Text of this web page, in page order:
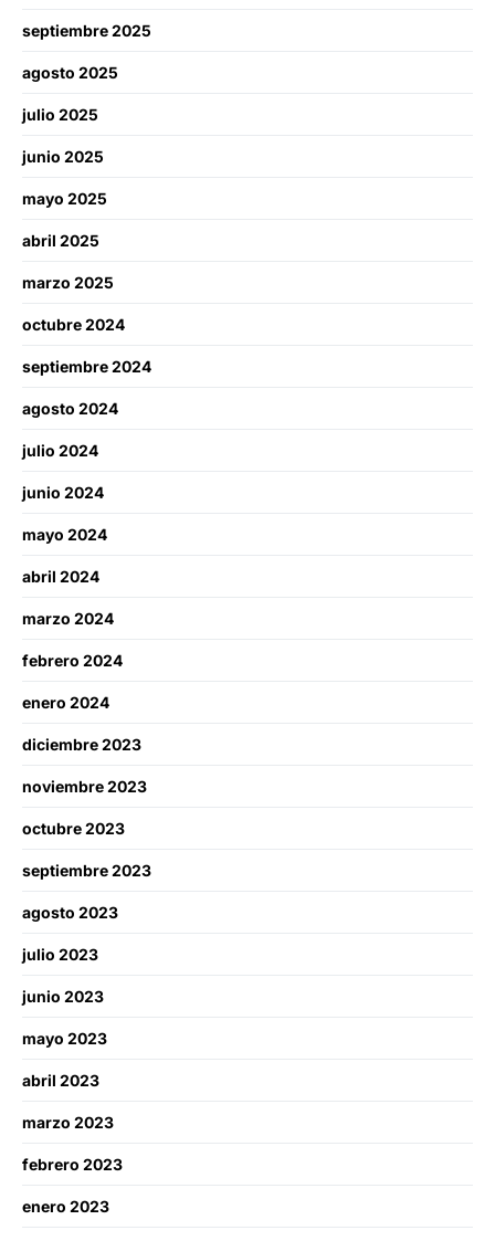
septiembre 2025
agosto 2025
julio 2025
junio 2025
mayo 2025
abril 2025
marzo 2025
octubre 2024
septiembre 2024
agosto 2024
julio 2024
junio 2024
mayo 2024
abril 2024
marzo 2024
febrero 2024
enero 2024
diciembre 2023
noviembre 2023
octubre 2023
septiembre 2023
agosto 2023
julio 2023
junio 2023
mayo 2023
abril 2023
marzo 2023
febrero 2023
enero 2023